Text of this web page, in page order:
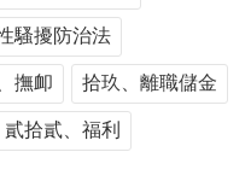
騷擾防治法
撫卹 拾玖、離職儲金
貳拾貳、福利